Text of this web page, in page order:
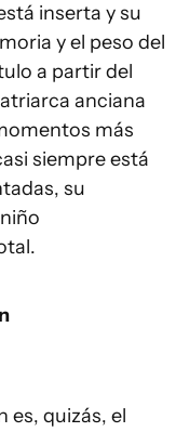
inserta y su
y el peso del
a partir del
anciana
más
siempre está
su
es, quizás, el